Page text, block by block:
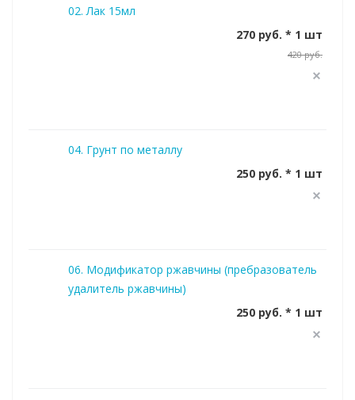
02. Лак 15мл
270 руб. * 1 шт
420 руб.
04. Грунт по металлу
250 руб. * 1 шт
06. Модификатор ржавчины (пребразователь
удалитель ржавчины)
250 руб. * 1 шт